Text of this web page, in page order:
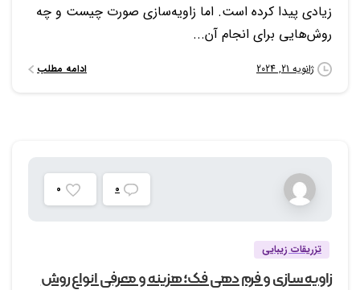
زیادی پیدا کرده است. اما زاویه‌سازی صورت چیست و چه
روش‌هایی برای انجام آن...
ژانویه 21, 2024 ادامه مطلب
0
0
تزریقات زیبایی
زاویه سازی و فرم دهی فک؛ هزینه و معرفی انواع روش